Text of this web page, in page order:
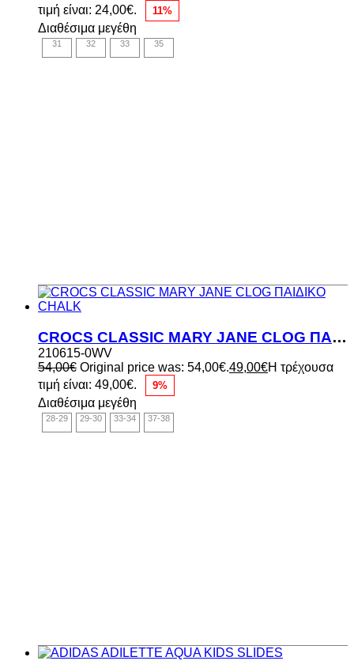
τιμή είναι: 24,00€.
11%
Διαθέσιμα μεγέθη
31 32 33 35
CROCS CLASSIC MARY JANE CLOG ΠΑΙΔΙΚΟ CHALK
210615-0WV
54,00€ Original price was: 54,00€.49,00€Η τρέχουσα
τιμή είναι: 49,00€.
9%
Διαθέσιμα μεγέθη
28-29 29-30 33-34 37-38